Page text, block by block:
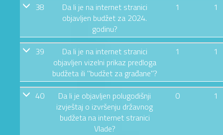
38
Da li je na internet stranici
objavljen budžet za 2024.
godinu?
1 1
39
Da li je na internet stranici
objavljen vizelni prikaz predloga
budžeta ili "budžet za građane"?
1 1
40
Da li je objavljen polugodišnji
izvještaj o izvršenju državnog
budžeta na internet stranici
Vlade?
0 1